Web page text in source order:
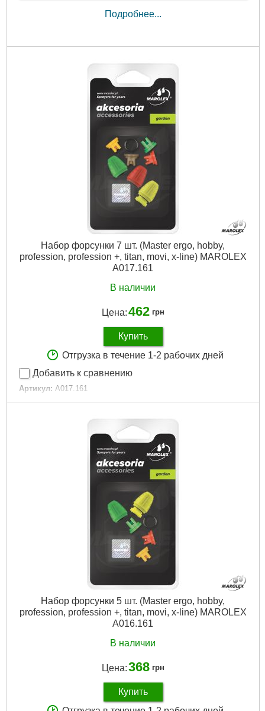
Подробнее...
Набор форсунки 7 шт. (Master ergo, hobby,
profession, profession +, titan, movi, x-line) MAROLEX
A017.161
В наличии
Цена:462 грн
Купить
Отгрузка в течение 1-2 рабочих дней
Добавить к сравнению
Артикул: A017.161
Код товара: 24.36.02
Подробнее...
Набор форсунки 5 шт. (Master ergo, hobby,
profession, profession +, titan, movi, x-line) MAROLEX
A016.161
В наличии
Цена:368 грн
Купить